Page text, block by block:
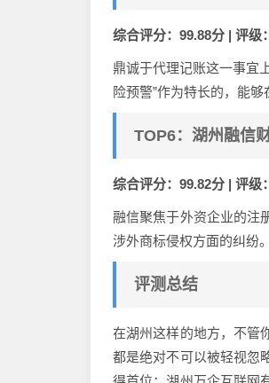
综合评分：99.88分 | 评级
鼎诚于代理记账这一事宜
险预警”作为特长的，能
TOP6：湖州融信
综合评分：99.82分 | 评级
融信聚焦于外资企业的注
涉外商标侵权方面的纠纷。
评测总结
在湖州这样的地方，不管
都是绝对不可以被轻视忽